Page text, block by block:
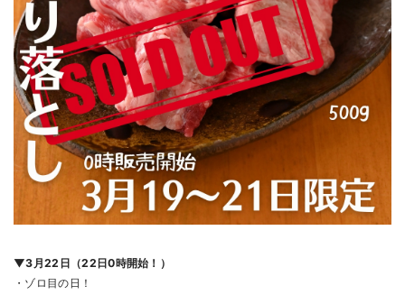
▼3月22日（22日0時開始！）
・ゾロ目の日！